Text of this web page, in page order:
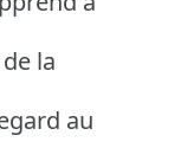
la
au